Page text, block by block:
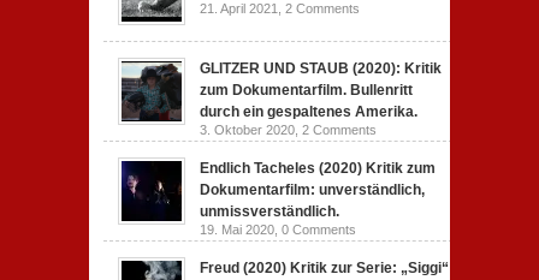
21. April 2021, 2 Comments
GLITZER UND STAUB (2020): Kritik
zum Dokumentarfilm. Bullenritt
durch ein gespaltenes Amerika.
3. Oktober 2020, 2 Comments
Endlich Tacheles (2020) Kritik zum
Dokumentarfilm: unverständlich,
unmissverständlich.
19. Mai 2020, 0 Comments
Freud (2020) Kritik zur Serie: „Siggi“